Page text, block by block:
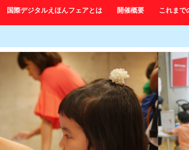
国際デジタルえほんフェアとは 開催概要 これまで